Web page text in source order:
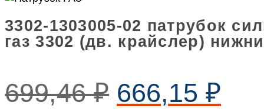
3302-1303005-02 патрубок
газ 3302 (дв. крайслер)
699,46₽ 666,15 ₽